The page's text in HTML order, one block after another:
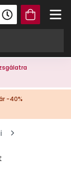
-40%